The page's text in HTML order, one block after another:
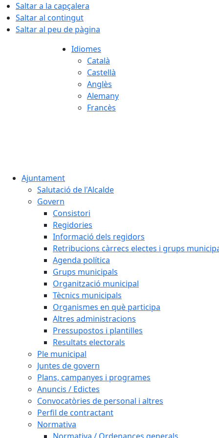
Saltar a la capçalera
Saltar al contingut
Saltar al peu de pàgina
Idiomes
Català
Castellà
Anglès
Alemany
Francès
Ajuntament
Salutació de l'Alcalde
Govern
Consistori
Regidories
Informació dels regidors
Retribucions càrrecs electes i grups
Agenda política
Grups municipals
Organització municipal
Tècnics municipals
Organismes en què participa
Altres administracions
Pressupostos i plantilles
Resultats electorals
Ple municipal
Juntes de govern
Plans, campanyes i programes
Anuncis / Edictes
Convocatòries de personal i altres
Perfil de contractant
Normativa